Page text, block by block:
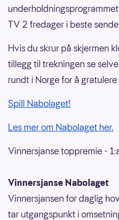
TV 2 fredager i beste
Hvis du skrur på skjermen
tillegg til trekningen se
rundt i Norge for å
Spill Nabolaget!
Les mer om Nabolaget her.
Vinnersjanse toppremie -
Vinnersjanse Nabolaget
Vinnersjansen for daglig
tar utgangspunkt i